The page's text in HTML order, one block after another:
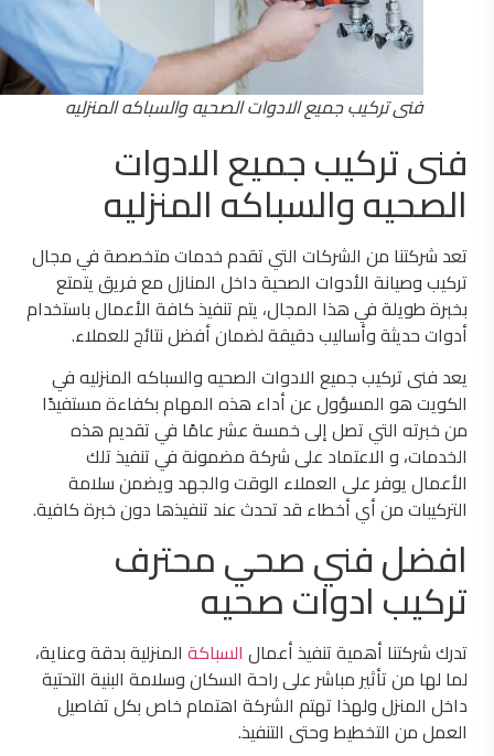
فنى تركيب جميع الادوات الصحيه والسباكه المنزليه
فنى تركيب جميع الادوات
الصحيه والسباكه المنزليه
تعد شركتنا من الشركات التي تقدم خدمات متخصصة في مجال
تركيب وصيانة الأدوات الصحية داخل المنازل مع فريق يتمتع
بخبرة طويلة في هذا المجال، يتم تنفيذ كافة الأعمال باستخدام
أدوات حديثة وأساليب دقيقة لضمان أفضل نتائج للعملاء.
يعد فنى تركيب جميع الادوات الصحيه والسباكه المنزليه في
الكويت هو المسؤول عن أداء هذه المهام بكفاءة مستفيدًا
من خبرته التي تصل إلى خمسة عشر عامًا في تقديم هذه
الخدمات، و الاعتماد على شركة مضمونة في تنفيذ تلك
الأعمال يوفر على العملاء الوقت والجهد ويضمن سلامة
التركيبات من أي أخطاء قد تحدث عند تنفيذها دون خبرة كافية.
افضل فني صحي محترف
تركيب ادوات صحيه
تدرك شركتنا أهمية تنفيذ أعمالالسباكةالمنزلية بدقة وعناية،
لما لها من تأثير مباشر على راحة السكان وسلامة البنية التحتية
داخل المنزل ولهذا تهتم الشركة اهتمام خاص بكل تفاصيل
العمل من التخطيط وحتى التنفيذ.